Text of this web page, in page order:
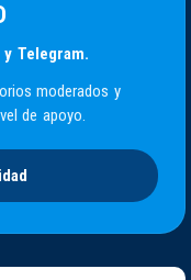
y Telegram.
moderados y
de apoyo.